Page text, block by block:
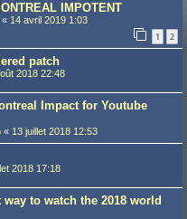
IMPOTENT
« 14 avril 2019 1:03
1 2
patch
2018 22:48
Impact for Youtube
« 13 juillet 2018 12:53
2018 17:18
to watch the 2018 world